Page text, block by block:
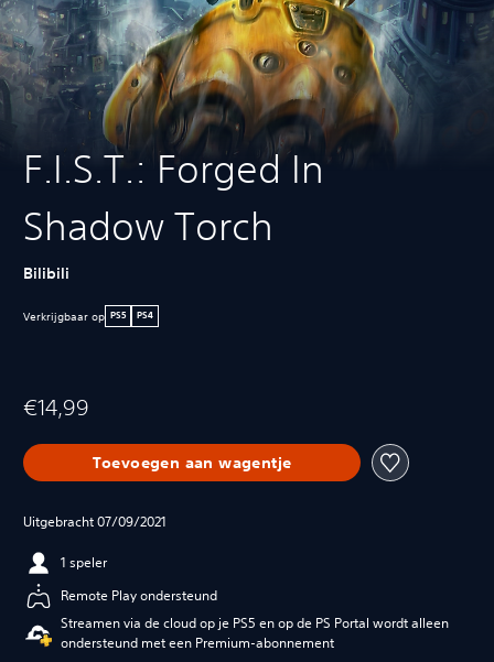
F.I.S.T.: Forged In
Shadow Torch
Bilibili
Verkrijgbaar op PS5 PS4
€14,99
Toevoegen aan wagentje
Uitgebracht 07/09/2021
1 speler
Remote Play ondersteund
Streamen via de cloud op je PS5 en op de PS Portal wordt alleen
ondersteund met een Premium-abonnement